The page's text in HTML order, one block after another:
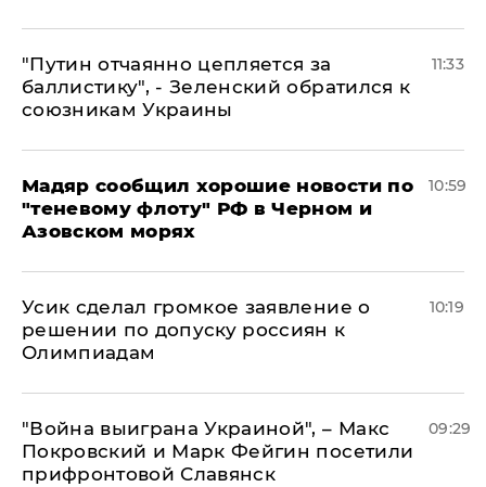
"Путин отчаянно цепляется за
баллистику", - Зеленский обратился к
союзникам Украины
11:33
Мадяр сообщил хорошие новости по
"теневому флоту" РФ в Черном и
Азовском морях
10:59
Усик сделал громкое заявление о
решении по допуску россиян к
Олимпиадам
10:19
"Война выиграна Украиной", – Макс
Покровский и Марк Фейгин посетили
прифронтовой Славянск
09:29